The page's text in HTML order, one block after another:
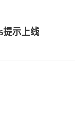
提示上线